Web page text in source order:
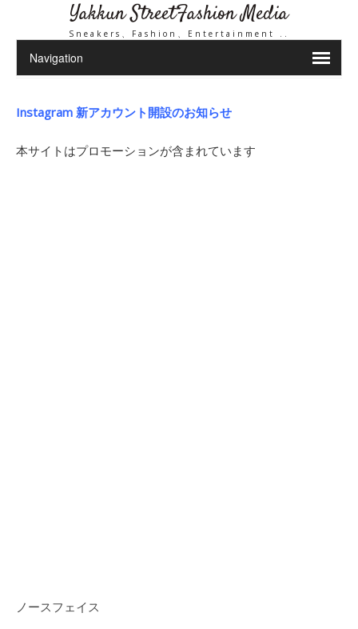
Yakkun StreetFashion Media
Sneakers、Fashion、Entertainment ..
Instagram 新アカウント開設のお知らせ
本サイトはプロモーションが含まれています
ノースフェイス